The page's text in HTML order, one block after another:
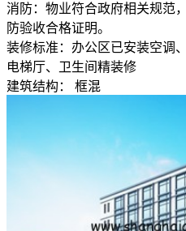
消防：物业符合政府相关规范
防验收合格证明。
装修标准：办公区已安装空调
电梯厅、卫生间精装修
建筑结构： 框混